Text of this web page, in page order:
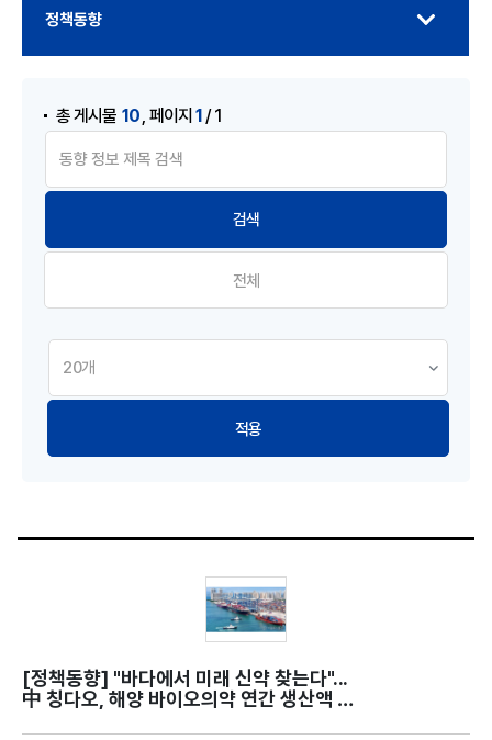
정책동향
총 게시물 10 ,페이지1/ 1
전체
적용
[정책동향]
中 칭다오, 해양 바이오의약 연간 생산액 약